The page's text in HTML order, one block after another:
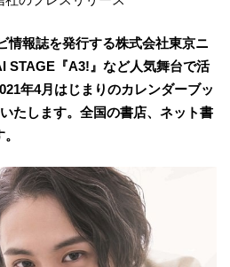
情報誌を発行する株式会社東京ニ
STAGE『A3!』など人気舞台で活
年4月はじまりのカレンダーブッ
たします。全国の書店、ネット書